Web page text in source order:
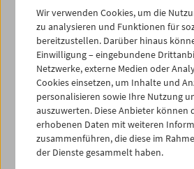
28
30 02
05
06 07 08 09
iCalender
Programmheft-PDF
English language or subtitles
< Vorherige Woche
Wir verwenden Cookies, um die
zu analysieren und Funktionen für
bereitzustellen. Darüber hinaus
Einwilligung – eingebundene
Netzwerke, externe Medien oder
Cookies einsetzen, um Inhalte und
personalisieren sowie Ihre Nutzung
auszuwerten. Diese Anbieter können
erhobenen Daten mit weiteren
zusammenführen, die diese im
der Dienste gesammelt haben.